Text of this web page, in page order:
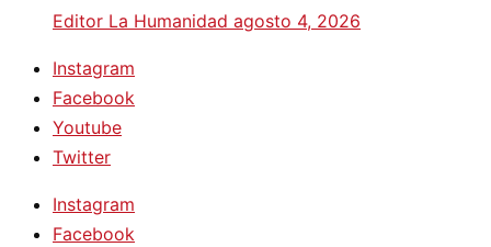
Editor La Humanidad agosto 4, 2026
Instagram
Facebook
Youtube
Twitter
Instagram
Facebook